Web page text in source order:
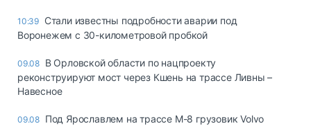
10:39 Стали известны подробности аварии под
Воронежем с 30-километровой пробкой
09.08 В Орловской области по нацпроекту
реконструируют мост через Кшень на трассе Ливны –
Навесное
09.08 Под Ярославлем на трассе М-8 грузовик Volvo